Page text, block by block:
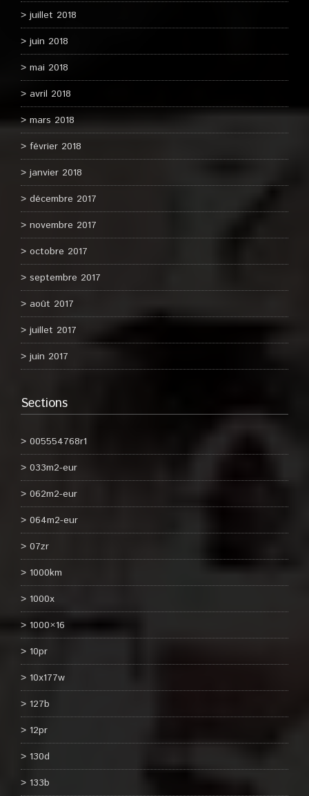
juillet 2018
juin 2018
mai 2018
avril 2018
mars 2018
février 2018
janvier 2018
décembre 2017
novembre 2017
octobre 2017
septembre 2017
août 2017
juillet 2017
juin 2017
Sections
005554768r1
033m2-eur
062m2-eur
064m2-eur
07zr
1000km
1000x
1000×16
10pr
10x177w
127b
12pr
130d
133b